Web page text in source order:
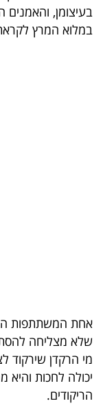
ספורט
5
המילון
הכלכלי
בעיצומן,
במלוא המרץ
אחת המשתתפות
שלא מצליחה
מי הרקדן שירקוד
יכולה לחכות
הריקודים.